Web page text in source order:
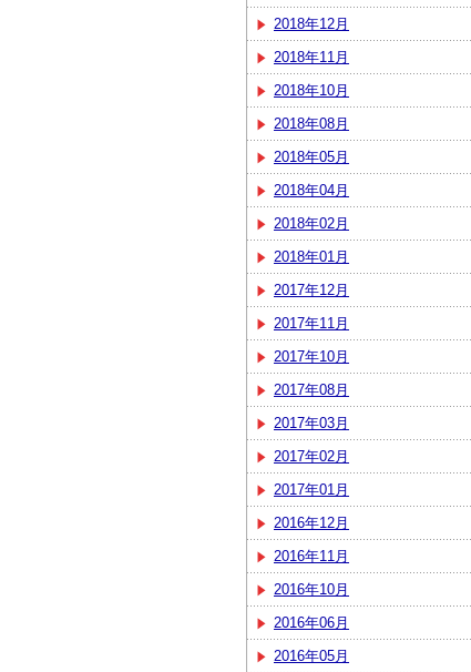
2018年12月
2018年11月
2018年10月
2018年08月
2018年05月
2018年04月
2018年02月
2018年01月
2017年12月
2017年11月
2017年10月
2017年08月
2017年03月
2017年02月
2017年01月
2016年12月
2016年11月
2016年10月
2016年06月
2016年05月